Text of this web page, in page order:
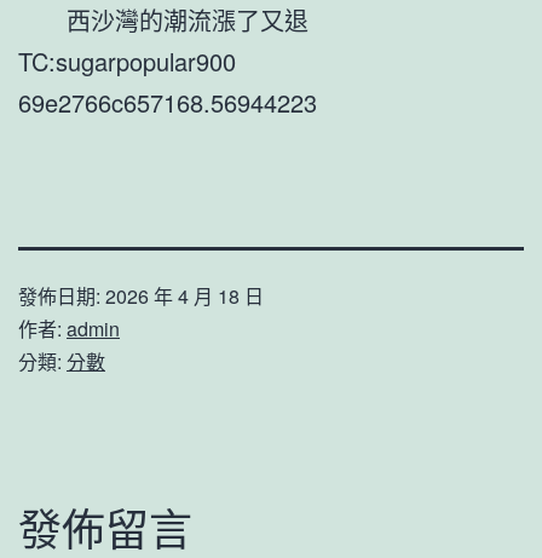
西沙灣的潮流漲了又退
TC:sugarpopular900
69e2766c657168.56944223
發佈日期: 2026 年 4 月 18 日
作者: admin
分類: 分數
發佈留言